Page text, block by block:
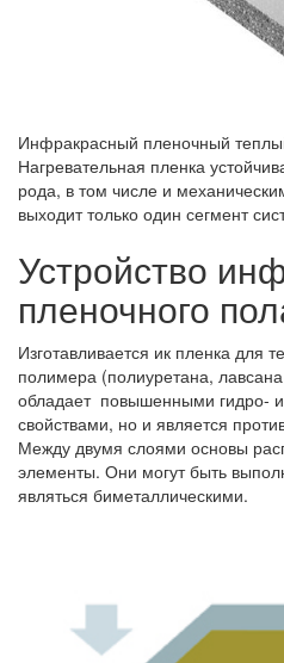
Инфракрасный пленочный
Нагревательная пленка
рода, в том числе и
выходит только один сегмент
Устройство
пленочного
Изготавливается ик пленка для
полимера (полиуретана,
обладает повышенными гидро-
свойствами, но и является
Между двумя слоями основы
элементы. Они могут быть
являться биметаллическими.